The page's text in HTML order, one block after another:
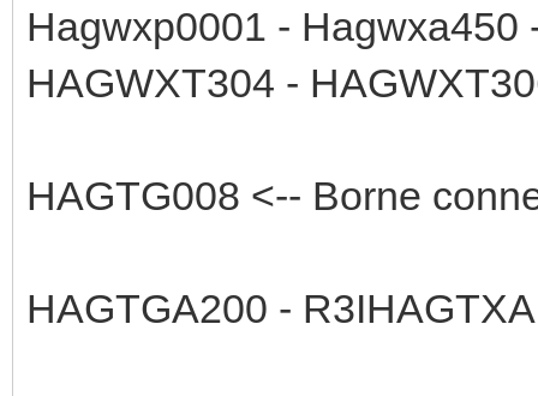
Hagwxp0001 - Hagwxa450
HAGWXT304 -
HAGTG008 <-- Borne
HAGTGA200 -